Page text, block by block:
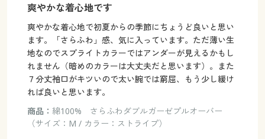
爽やかな着心地です
爽やかな着心地で初夏からの季節にちょうど良いと思い
ます。「さらふわ」感、気に入っています。ただ薄い生
地なのでスプライトカラーではアンダーが見えるかもし
れません（暗めのカラーは大丈夫だと思います）。また
７分丈袖口がキツいので太い腕では窮屈、もう少し緩け
れば良いと思います。
商品： 綿100% さらふわダブルガーゼプルオーバー
（サイズ：M / カラー：ストライプ）